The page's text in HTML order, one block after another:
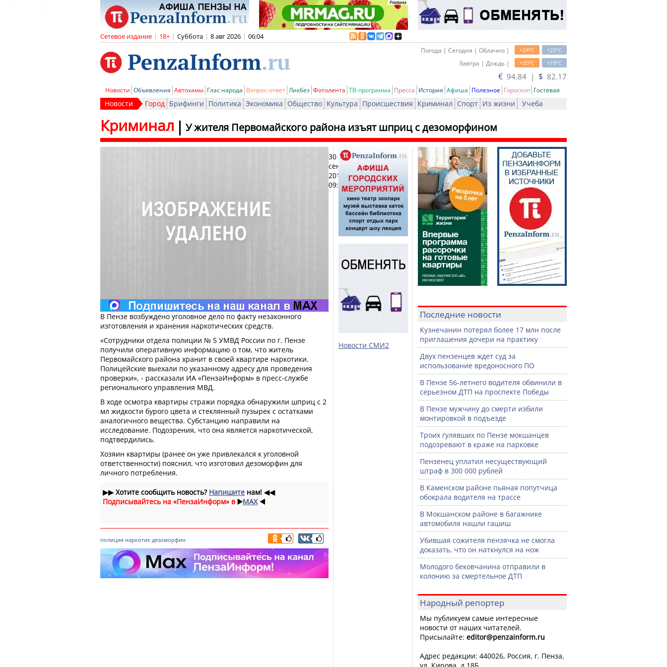
Сетевое издание | 18+ | Суббота | 8 авг 2026 | 06:04
+23oC
+24oC
Погода | Сегодня | Облачно |
+19oC
+20oC
Завтра | Дождь |
€ 94.84 | $ 82.17
Новости Объявления Автохамы Глас народа Вопрос-ответ Ликбез Фотолента ТВ-программа Пресса История Афиша Полезное Гороскоп Гостевая
Новости Город Брифинги Политика Экономика Общество Культура Происшествия Криминал Спорт Из жизни Учеба
У жителя Первомайского района изъят шприц с дезоморфином
Криминал
30
сентября
2014,
09:50
Печать
В Пензе возбуждено уголовное дело по факту незаконного
изготовления и хранения наркотических средств.
«Сотрудники отдела полиции № 5 УМВД России по г. Пензе
получили оперативную информацию о том, что житель
Первомайского района хранит в своей квартире наркотики.
Полицейские выехали по указанному адресу для проведения
проверки», - рассказали ИА «ПензаИнформ» в пресс-службе
регионального управления МВД.
В ходе осмотра квартиры стражи порядка обнаружили шприц с 2
мл жидкости бурого цвета и стеклянный пузырек с остатками
аналогичного вещества. Субстанцию направили на
исследование. Подозрения, что она является наркотической,
подтвердились.
Хозяин квартиры (ранее он уже привлекался к уголовной
ответственности) пояснил, что изготовил дезоморфин для
личного потребления.
▶▶Хотите сообщить новость? Напишите нам! ◀◀
Подписывайтесь на «ПензаИнформ» в ▶️MAX ◀️
полиция наркотик дезоморфин
Новости СМИ2
Последние новости
Кузнечанин потерял более 17 млн после
приглашения дочери на практику
Двух пензенцев ждет суд за
использование вредоносного ПО
В Пензе 56-летнего водителя обвинили в
серьезном ДТП на проспекте Победы
В Пензе мужчину до смерти избили
монтировкой в подъезде
Троих гулявших по Пензе мокшанцев
подозревают в краже на парковке
Пензенец уплатил несуществующий
штраф в 300 000 рублей
В Каменском районе пьяная попутчица
обокрала водителя на трассе
В Мокшанском районе в багажнике
автомобиля нашли гашиш
Убившая сожителя пензячка не смогла
доказать, что он наткнулся на нож
Молодого бековчанина отправили в
колонию за смертельное ДТП
Народный репортер
Мы публикуем самые интересные
новости от наших читателей.
Присылайте: editor@penzainform.ru
Адрес редакции: 440026, Россия, г. Пенза,